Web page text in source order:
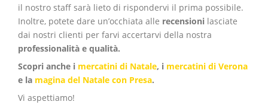
il nostro staff sarà lieto di rispondervi il prima possibile.
Inoltre, potete dare un’occhiata alle recensioni lasciate
dai nostri clienti per farvi accertarvi della nostra
professionalità e qualità.
Scopri anche i mercatini di Natale, i mercatini di Verona
e la magina del Natale con Presa.
Vi aspettiamo!